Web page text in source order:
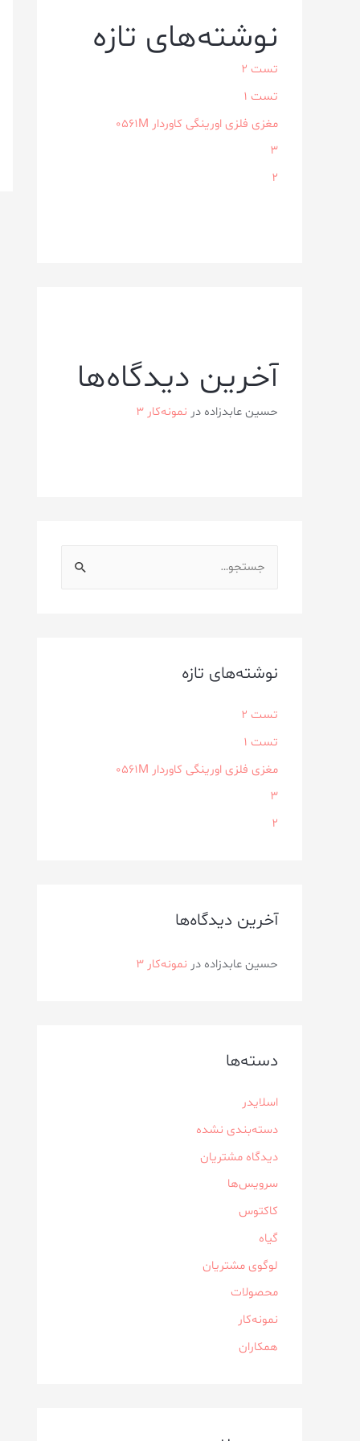
نوشته‌های تازه
تست 2
تست 1
مغزی فلزی اورینگی کاوردار ۰۵۶۱M
3
2
آخرین دیدگاه‌ها
حسین عابدزاده در نمونه‌کار ۳
نوشته‌های تازه
تست 2
تست 1
مغزی فلزی اورینگی کاوردار ۰۵۶۱M
3
2
آخرین دیدگاه‌ها
حسین عابدزاده در نمونه‌کار ۳
دسته‌ها
اسلایدر
دسته‌بندی نشده
دیدگاه مشتریان
سرویس‌ها
کاکتوس
گیاه
لوگوی مشتریان
محصولات
نمونه‌کار
همکاران